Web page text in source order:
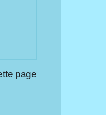
page